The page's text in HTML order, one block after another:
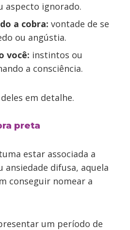
aspecto ignorado.
a cobra: vontade de se
ou angústia.
você: instintos ou
a consciência.
em detalhe.
preta
estar associada a
ansiedade difusa, aquela
conseguir nomear a
um período de